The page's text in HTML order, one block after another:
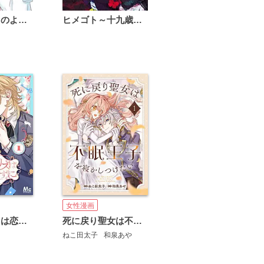
恋は雨上がりのように ヒメゴト～十九歳の制服～
夢見るアリスは恋も知らずに
女性漫画
死に戻り聖女は不眠王子を寝かしつけたい
ねこ田太子 和泉あや